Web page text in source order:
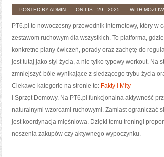
POSTED BY ADMIN ON LIS - 29 - 2025 WITH
PT6.pl to nowoczesny przewodnik internetowy, który w
zestawom ruchowym dla wszystkich. To platforma,
konkretne plany ćwiczeń, porady oraz zachętę do
jest tutaj jako styl życia, a nie tylko typowy workout. Na
zmniejszyć bóle wynikające z siedzącego trybu życia
Ciekawe kategorie na stronie to: Fakty i Mity
i Sprzęt Domowy. Na PT6.pl funkcjonalna aktywność
naturalnymi wzorcami ruchowymi. Zamiast ograniczać
jest koordynacja mięśniowa. Dzięki temu treningi
noszenia zakupów czy aktywnego wypoczynku.